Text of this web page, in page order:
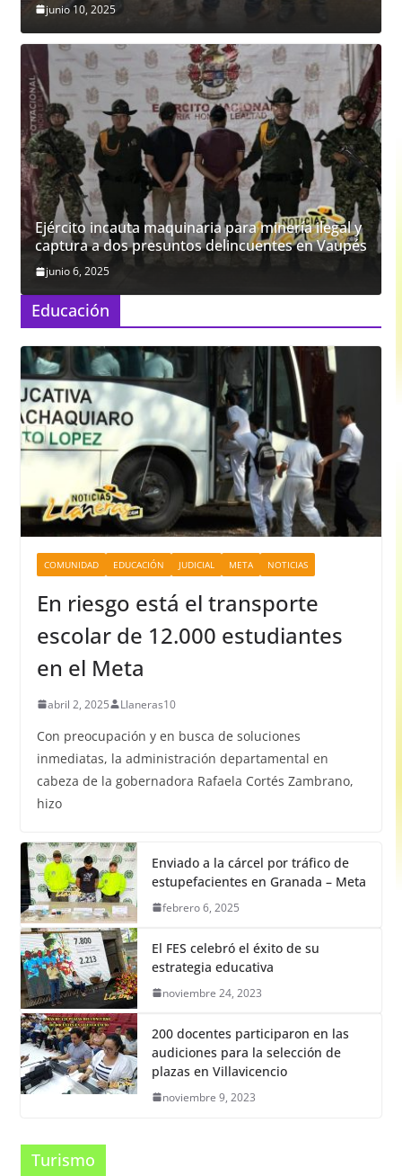
junio 10, 2025
Ejército incauta maquinaria para minería ilegal y
captura a dos presuntos delincuentes en Vaupés
junio 6, 2025
Educación
COMUNIDAD EDUCACIÓN JUDICIAL META NOTICIAS
En riesgo está el transporte
escolar de 12.000 estudiantes
en el Meta
abril 2, 2025 Llaneras10
Con preocupación y en busca de soluciones
inmediatas, la administración departamental en
cabeza de la gobernadora Rafaela Cortés Zambrano,
hizo
Enviado a la cárcel por tráfico de
estupefacientes en Granada – Meta
febrero 6, 2025
El FES celebró el éxito de su
estrategia educativa
noviembre 24, 2023
200 docentes participaron en las
audiciones para la selección de
plazas en Villavicencio
noviembre 9, 2023
Turismo